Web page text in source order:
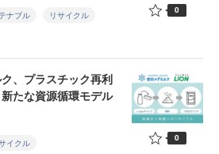
ナブル リサイクル 0
、プラスチック再利
たな資源循環モデル
イクル 0